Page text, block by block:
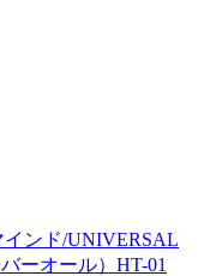
ンド/UNIVERSAL
ーオール）HT-01